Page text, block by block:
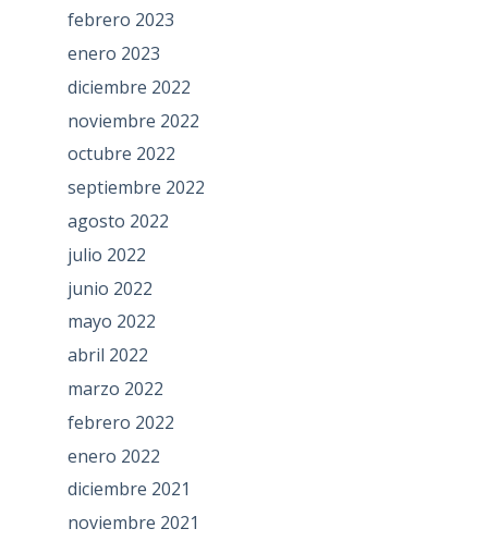
febrero 2023
enero 2023
diciembre 2022
noviembre 2022
octubre 2022
septiembre 2022
agosto 2022
julio 2022
junio 2022
mayo 2022
abril 2022
marzo 2022
febrero 2022
enero 2022
diciembre 2021
noviembre 2021